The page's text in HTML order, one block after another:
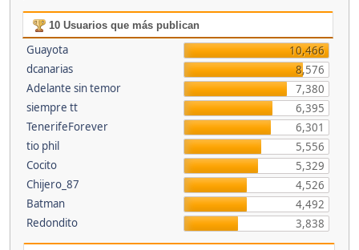
10 Usuarios que más publican
Guayota
10,466
dcanarias
8,576
Adelante sin temor
7,380
siempre tt
6,395
TenerifeForever
6,301
tio phil
5,556
Cocito
5,329
Chijero_87
4,526
Batman
4,492
Redondito
3,838